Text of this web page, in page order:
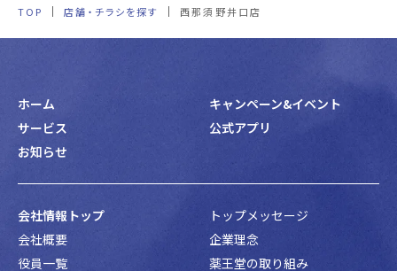
TOP 店舗・チラシを探す 西那須野井口店
ホーム
キャンペーン&イベント
サービス
公式アプリ
お知らせ
会社情報トップ
トップメッセージ
会社概要
企業理念
役員一覧
薬王堂の取り組み